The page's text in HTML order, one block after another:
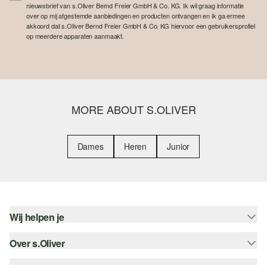
nieuwsbrief van s.Oliver Bernd Freier GmbH & Co. KG. Ik wil graag informatie
over op mij afgestemde aanbiedingen en producten ontvangen en ik ga ermee
akkoord dat s.Oliver Bernd Freier GmbH & Co. KG hiervoor een gebruikersprofiel
op meerdere apparaten aanmaakt.
MORE ABOUT S.OLIVER
Dames Heren Junior
Wij helpen je
Help - FAQ
Over s.Oliver